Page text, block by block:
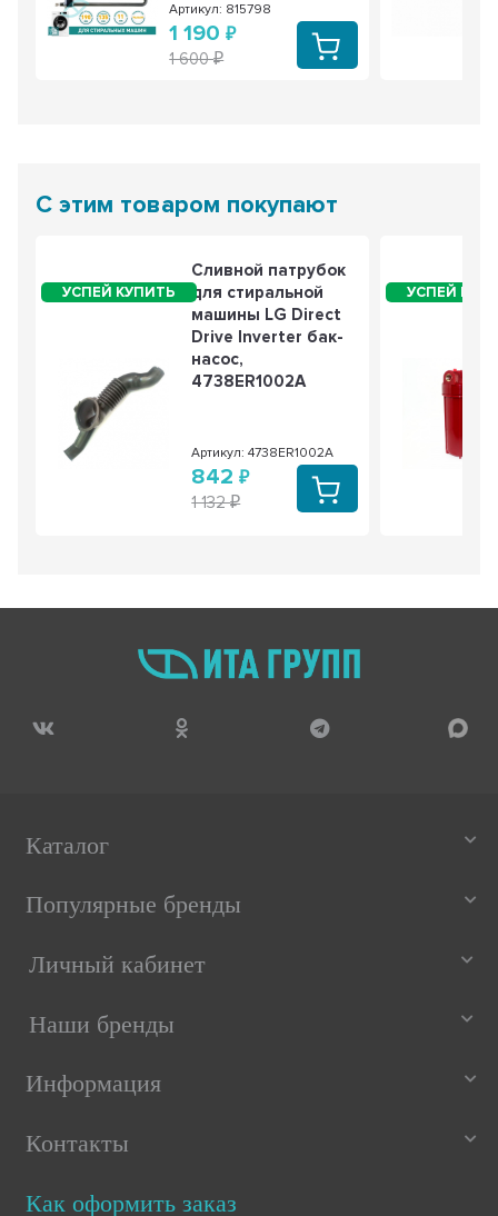
Артикул: 815798
1 190
1 600
С этим товаром покупают
Сливной патрубок
для стиральной
машины LG Direct
Drive Inverter бак-
насос,
4738ER1002A
Артикул: 4738ER1002A
842
1 132
Каталог
Популярные бренды
Личный кабинет
Наши бренды
Информация
Контакты
Как оформить заказ